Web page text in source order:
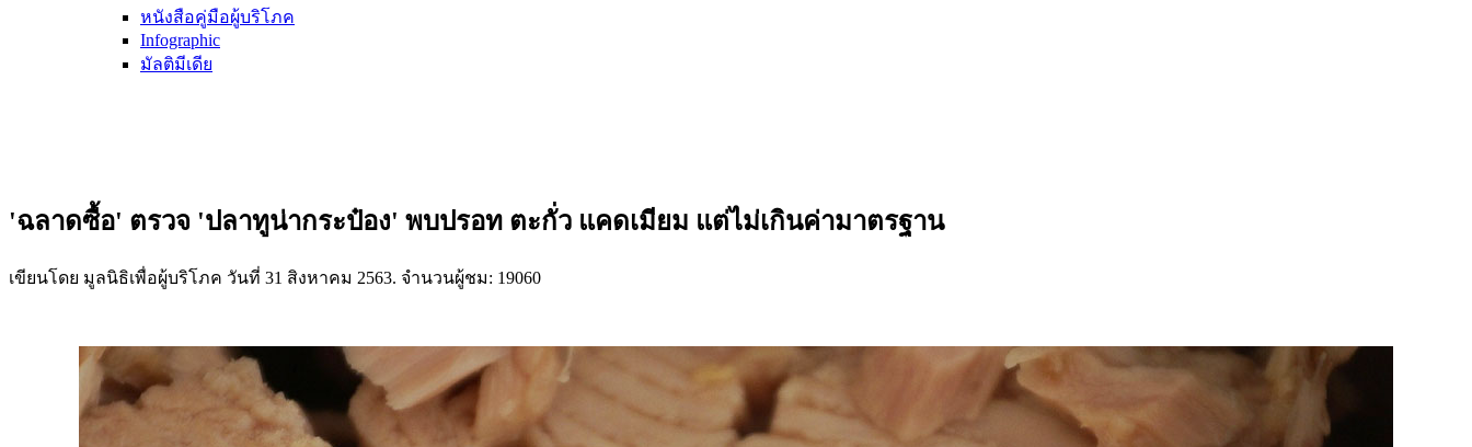
หนังสือคู่มือผู้บริโภค
Infographic
มัลติมีเดีย
'ฉลาดซื้อ' ตรวจ 'ปลาทูน่ากระป๋อง' พบปรอท ตะกั่ว แคดเมียม แต่ไม่เกินค่ามาตรฐาน
เขียนโดย มูลนิธิเพื่อผู้บริโภค วันที่ 31 สิงหาคม 2563. จำนวนผู้ชม: 19060